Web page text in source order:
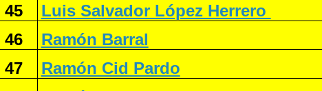
45
Luis Salvador López Herrero
46
Ramón Barral
47
Ramón Cid Pardo